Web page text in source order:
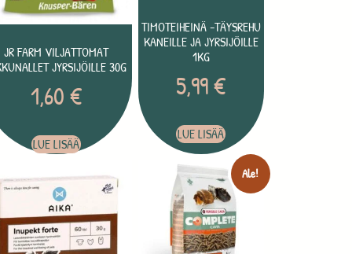
JR FARM VILJATTOMAT
JYRSIJÖILLE 30G
1,60€
LUE LISÄÄ
TIMOTEIHEINÄ -TÄYSREHU
KANEILLE JA JYRSIJÖILLE
1KG
5,99€
LUE LISÄÄ
Ale!